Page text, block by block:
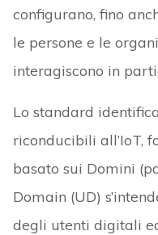
configurano, fino
le persone e le
interagiscono in
Lo standard
riconducibili all’IoT,
basato sui Domini
Domain (UD)
degli utenti digitali